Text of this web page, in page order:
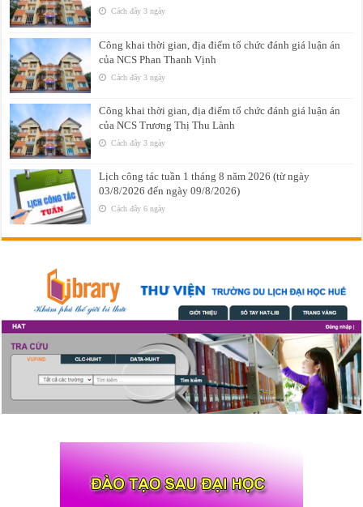
Cách đây 3 ngày
Công khai thời gian, địa điểm tổ chức đánh giá luận án
của NCS Phan Thanh Vịnh
Cách đây 3 ngày
Công khai thời gian, địa điểm tổ chức đánh giá luận án
của NCS Trương Thị Thu Lành
Cách đây 3 ngày
Lịch công tác tuần 1 tháng 8 năm 2026 (từ ngày
03/8/2026 đến ngày 09/8/2026)
Cách đây 6 ngày